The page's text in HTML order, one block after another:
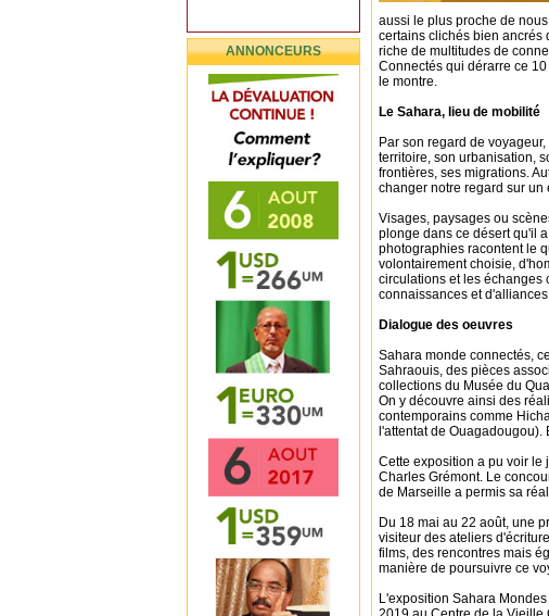
ANNONCEURS
aussi le plus proche de
certains clichés bien ancrés
riche de multitudes de
Connectés qui dérarre ce
le montre.
Le Sahara, lieu de mobilité
Par son regard de
territoire, son urbanisation,
frontières, ses migrations.
changer notre regard sur un
Visages, paysages ou
plonge dans ce désert qu'il
photographies racontent le
volontairement choisie,
circulations et les échanges
connaissances et
Dialogue des oeuvres
Sahara monde connectés,
Sahraouis, des pièces
collections du Musée du
On y découvre ainsi des
contemporains comme
l'attentat de
Cette exposition a pu voir le
Charles Grémont. Le
de Marseille a permis sa
Du 18 mai au 22 août, une
visiteur des ateliers
films, des rencontres mais
manière de poursuivre ce
L'exposition Sahara